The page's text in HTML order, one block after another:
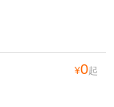
¥0起